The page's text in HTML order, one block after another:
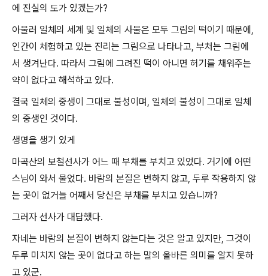
에 진실의 도가 있겠는가?
아울러 일체의 세계 및 일체의 사물은 모두 그림의 떡이기 때문에,
인간이 체험하고 있는 진리는 그림으로 나타나고, 부처는 그림에
서 생겨난다. 따라서 그림에 그려진 떡이 아니면 허기를 채워주는
약이 없다고 해석하고 있다.
결국 일체의 중생이 그대로 불성이며, 일체의 불성이 그대로 일체
의 중생인 것이다.
생명을 생기 있게
마곡산의 보철선사가 어느 때 부채를 부치고 있었다. 거기에 어떤
스님이 와서 물었다. 바람의 본질은 변하지 않고, 두루 작용하지 않
는 곳이 없거늘 어째서 당신은 부채를 부치고 있습니까?
그러자 선사가 대답했다.
자네는 바람의 본질이 변하지 않는다는 것은 알고 있지만, 그것이
두루 미치지 않는 곳이 없다고 하는 말의 올바른 의미를 알지 못하
고 있군.